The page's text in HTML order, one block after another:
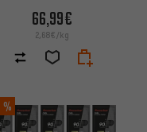
66,99€
2,68€/kg